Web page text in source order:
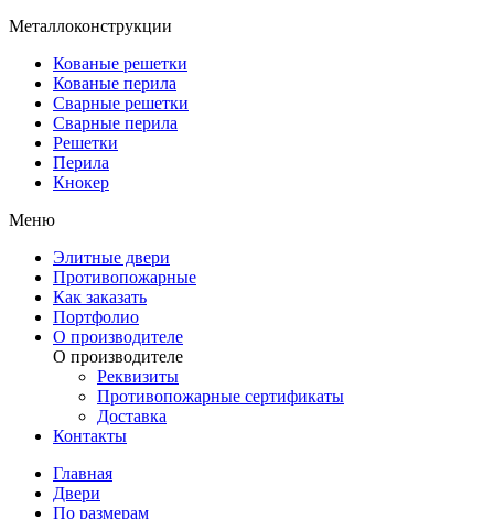
Металлоконструкции
Кованые решетки
Кованые перила
Сварные решетки
Сварные перила
Решетки
Перила
Кнокер
Меню
Элитные двери
Противопожарные
Как заказать
Портфолио
О производителе
О производителе
Реквизиты
Противопожарные сертификаты
Доставка
Контакты
Главная
Двери
По размерам